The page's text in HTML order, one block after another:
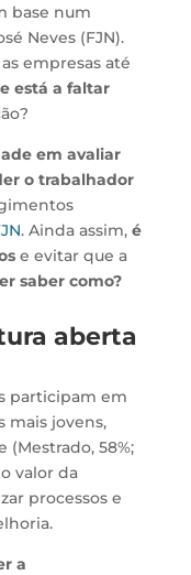
base num
Neves (FJN).
empresas até
está a faltar
em avaliar
o trabalhador
. Ainda assim, é
e evitar que a
saber como?
aberta
participam em
mais jovens,
58%;
valor da
processos e
a